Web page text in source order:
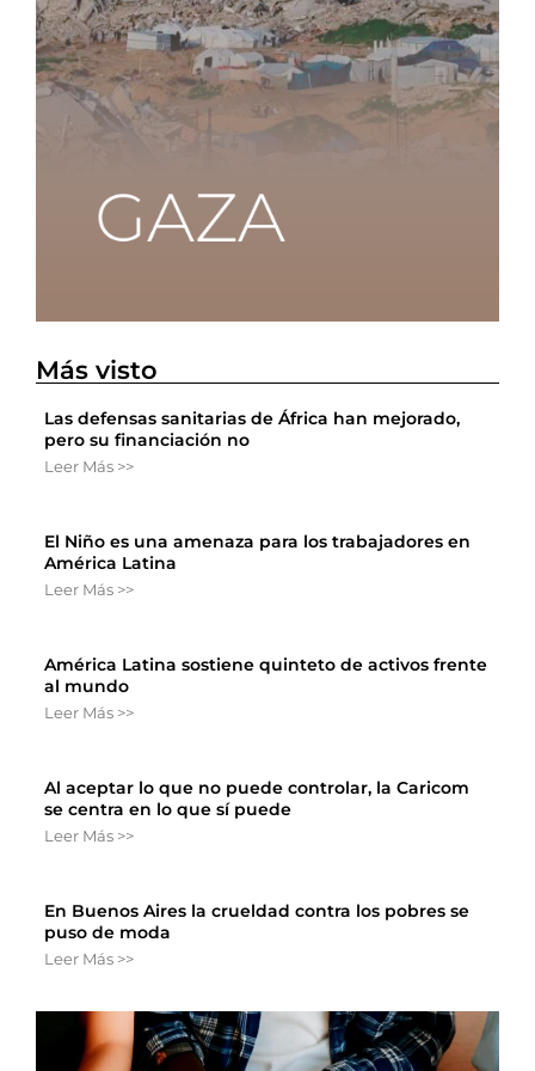
Más visto
Las defensas sanitarias de África han mejorado,
pero su financiación no
Leer Más >>
El Niño es una amenaza para los trabajadores en
América Latina
Leer Más >>
América Latina sostiene quinteto de activos frente
al mundo
Leer Más >>
Al aceptar lo que no puede controlar, la Caricom
se centra en lo que sí puede
Leer Más >>
En Buenos Aires la crueldad contra los pobres se
puso de moda
Leer Más >>